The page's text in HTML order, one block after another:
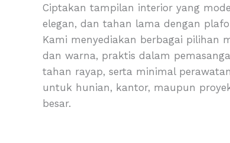
Ciptakan tampilan interior yang
elegan, dan tahan lama dengan
Kami menyediakan berbagai pilihan
dan warna, praktis dalam
tahan rayap, serta minimal
untuk hunian, kantor, maupun
besar.